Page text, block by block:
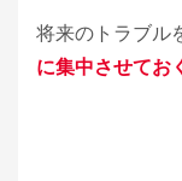
将来のトラブル
に集中させてお